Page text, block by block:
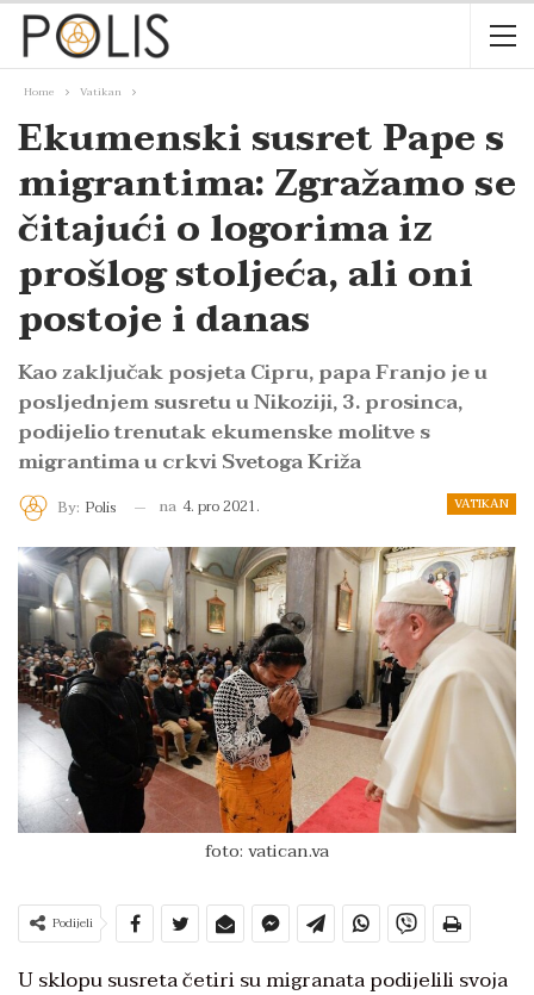
Home Vatikan
Ekumenski susret Pape s
migrantima: Zgražamo se
čitajući o logorima iz
prošlog stoljeća, ali oni
postoje i danas
Kao zaključak posjeta Cipru, papa Franjo je u
posljednjem susretu u Nikoziji, 3. prosinca,
podijelio trenutak ekumenske molitve s
migrantima u crkvi Svetoga Križa
VATIKAN
By: Polis na 4. pro 2021.
foto: vatican.va
Podijeli
U sklopu susreta četiri su migranata podijelili svoja